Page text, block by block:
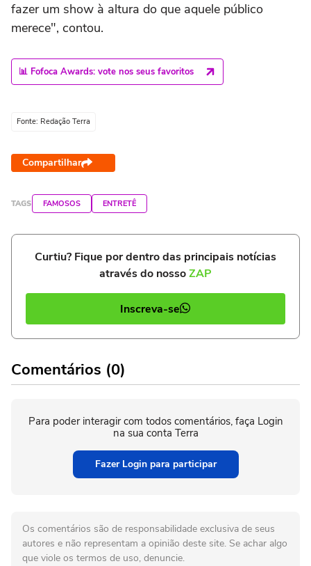
fazer um show à altura do que aquele público
merece", contou.
📊 Fofoca Awards: vote nos seus favoritos
Fonte: Redação Terra
Compartilhar
TAGS FAMOSOS ENTRETÊ
Curtiu? Fique por dentro das principais notícias
através do nossoZAP
Inscreva-se
Comentários (0)
Para poder interagir com todos comentários, faça Login
na sua conta Terra
Fazer Login para participar
Os comentários são de responsabilidade exclusiva de seus
autores e não representam a opinião deste site. Se achar algo
que viole os termos de uso, denuncie.